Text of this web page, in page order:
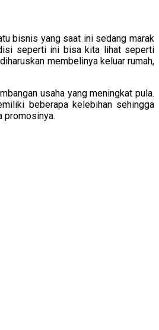
bisnis yang saat ini sedang marak
seperti ini bisa kita lihat seperti
membelinya keluar rumah,
usaha yang meningkat pula.
beberapa kelebihan sehingga
promosinya.